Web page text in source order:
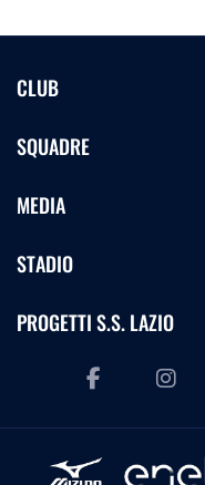
CLUB
SQUADRE
MEDIA
STADIO
PROGETTI S.S. LAZIO